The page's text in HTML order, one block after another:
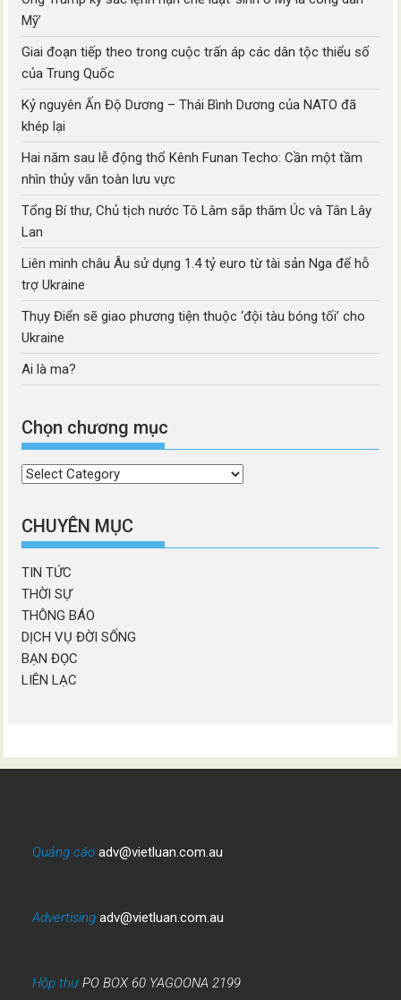
Mỹ’
Giai đoạn tiếp theo trong cuộc trấn áp các dân tộc thiểu số
của Trung Quốc
Kỷ nguyên Ấn Độ Dương – Thái Bình Dương của NATO đã
khép lại
Hai năm sau lễ động thổ Kênh Funan Techo: Cần một tầm
nhìn thủy văn toàn lưu vực
Tổng Bí thư, Chủ tịch nước Tô Lâm sắp thăm Úc và Tân Lây
Lan
Liên minh châu Âu sử dụng 1.4 tỷ euro từ tài sản Nga để hỗ
trợ Ukraine
Thụy Điển sẽ giao phương tiện thuộc ‘đội tàu bóng tối’ cho
Ukraine
Ai là ma?
Chọn chương mục
Chọn
mục
CHUYÊN MỤC
TIN TỨC
THỜI SỰ
THÔNG BÁO
DỊCH VỤ ĐỜI SỐNG
BẠN ĐỌC
LIÊN LẠC
Quảng cáo adv@vietluan.com.au
Advertising adv@vietluan.com.au
Hộp thưPO BOX 60 YAGOONA 2199